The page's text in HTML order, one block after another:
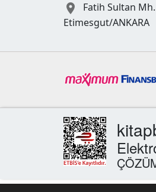

Fatih Sultan
Etimesgut/ANKARA